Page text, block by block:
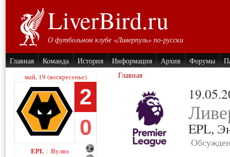
LiverBird.ru
О футбольном клубе «Ливерпуль» по-русски
Главная Команда История Информация Архив Форумы
май, 19 (воскресенье)
2
0
EPL : Вулвз
Главная
EPL,